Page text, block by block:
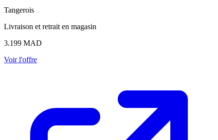
Tangerois
Livraison et retrait en magasin
3.199 MAD
Voir l'offre